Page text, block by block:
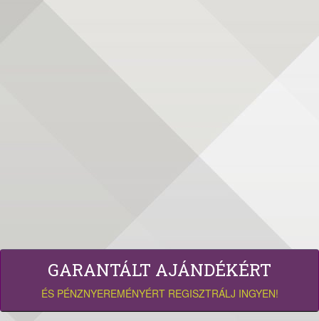
GARANTÁLT AJÁNDÉKÉRT
ÉS PÉNZNYEREMÉNYÉRT REGISZTRÁLJ INGYEN!